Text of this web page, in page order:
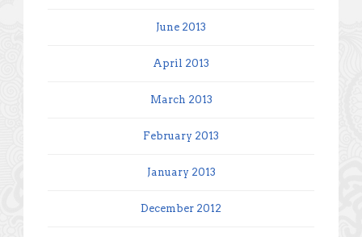
June 2013
April 2013
March 2013
February 2013
January 2013
December 2012